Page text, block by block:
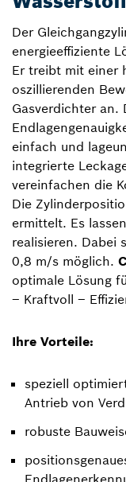
Der
energieeffiziente
Er treibt mit einer
oszillierenden
Gasverdichter an.​
einfach und
integrierte
vereinfachen die
Die
ermittelt. Es
realisieren. Dabei
0,8 m/s möglich.
optimale Lösung
– Kraftvoll –
Ihre Vorteile:
speziell
Antrieb von
robuste